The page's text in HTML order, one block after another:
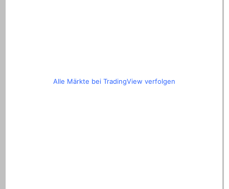
Alle Märkte bei TradingView verfolgen